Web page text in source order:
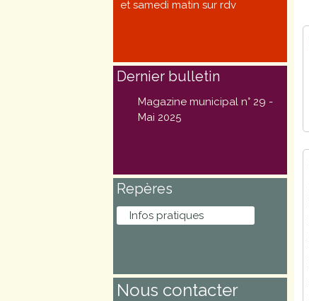
Réglementation
Démarches
Rhône
Médiathèque
et samedi matin sur rdv
Dernier bulletin
Magazine municipal n° 29 -
Mai 2025
Repères
Infos pratiques
Nous contacter